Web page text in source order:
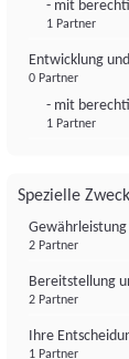
- mit
1 Partner
Entwicklung
0 Partner
- mit
1 Partner
Spezielle
2 Partner
Bereitstellung
2 Partner
Ihre
1 Partner